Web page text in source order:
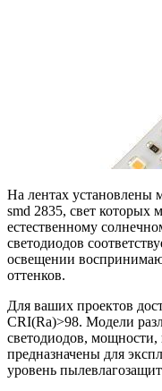
На лентах установлены
smd 2835, свет которых
естественному
светодиодов
освещении
оттенков.
Для ваших проектов
CRI(Ra)>98. Модели
светодиодов, мощности,
предназначены для
уровень